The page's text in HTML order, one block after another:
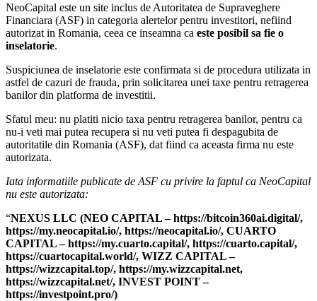
NeoCapital este un site inclus de Autoritatea de Supraveghere
Financiara (ASF) in categoria alertelor pentru investitori, nefiind
autorizat in Romania, ceea ce inseamna ca este posibil sa fie o
inselatorie.
Suspiciunea de inselatorie este confirmata si de procedura utilizata in
astfel de cazuri de frauda, prin solicitarea unei taxe pentru retragerea
banilor din platforma de investitii.
Sfatul meu: nu platiti nicio taxa pentru retragerea banilor, pentru ca
nu-i veti mai putea recupera si nu veti putea fi despagubita de
autoritatile din Romania (ASF), dat fiind ca aceasta firma nu este
autorizata.
Iata informatiile publicate de ASF cu privire la faptul ca NeoCapital
nu este autorizata:
“NEXUS LLC (NEO CAPITAL – https://bitcoin360ai.digital/,
https://my.neocapital.io/, https://neocapital.io/, CUARTO
CAPITAL – https://my.cuarto.capital/, https://cuarto.capital/,
https://cuartocapital.world/, WIZZ CAPITAL –
https://wizzcapital.top/, https://my.wizzcapital.net,
https://wizzcapital.net/, INVEST POINT –
https://investpoint.pro/)